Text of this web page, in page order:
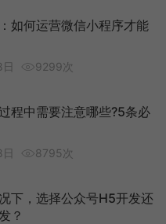
如何运营微信小程序才能
9299次
程中需要注意哪些?5条必
8795次
下，选择公众号H5开发还
？